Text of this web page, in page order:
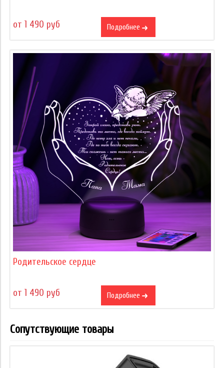
от 1 490 руб Подробнее
Родительское сердце
от 1 490 руб Подробнее
Сопутствующие товары